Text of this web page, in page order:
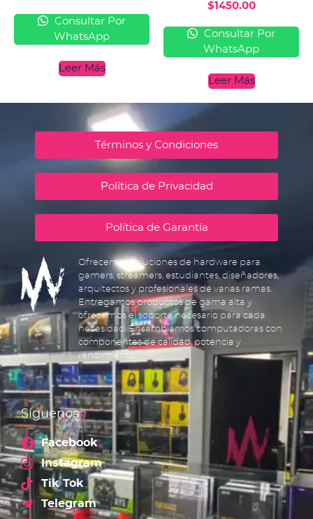
Consultar Por
WhatsApp
Leer Más
$1450.00
Consultar Por
WhatsApp
Leer Más
Términos y Condiciones
Política de Privacidad
Política de Garantía
Ofrecemos soluciones de hardware para
gamers, streamers, estudiantes, diseñadores,
arquitectos y profesionales de varias ramas.
Entregamos productos de gama alta y
ofrecemos el soporte necesario para cada
necesidad. Ensamblamos computadoras con
componentes de calidad, potencia y
rendimiento.
Síguenos
Facebook
Instagram
Tik Tok
Telegram